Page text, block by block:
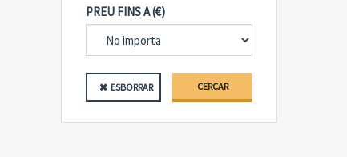
PREU FINS A (€)
ESBORRAR CERCAR